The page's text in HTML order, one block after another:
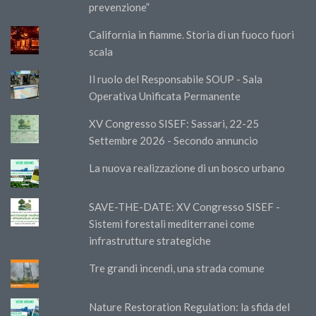
prevenzione”
California in fiamme. Storia di un fuoco fuori
scala
Il ruolo del Responsabile SOUP - Sala
Operativa Unificata Permanente
XV Congresso SISEF: Sassari, 22-25
Settembre 2026 - Secondo annuncio
La nuova realizzazione di un bosco urbano
SAVE-THE-DATE: XV Congresso SISEF -
Sistemi forestali mediterranei come
infrastrutture strategiche
Tre grandi incendi, una strada comune
Nature Restoration Regulation: la sfida del